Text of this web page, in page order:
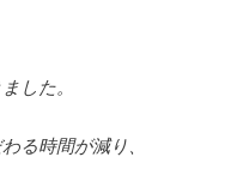
した。
る時間が減り、